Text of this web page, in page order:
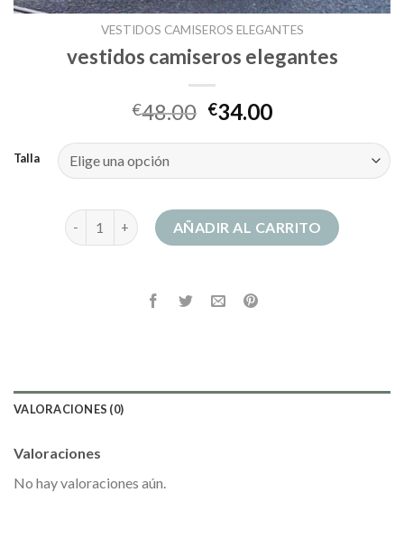
VESTIDOS CAMISEROS ELEGANTES
vestidos camiseros elegantes
€48.00 €34.00
Talla
vestidos camiseros elegantes cantidad
AÑADIR AL CARRITO
VALORACIONES (0)
Valoraciones
No hay valoraciones aún.